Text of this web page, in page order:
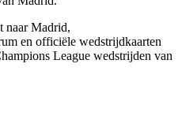
naar Madrid,
en officiële wedstrijdkaarten
League wedstrijden van